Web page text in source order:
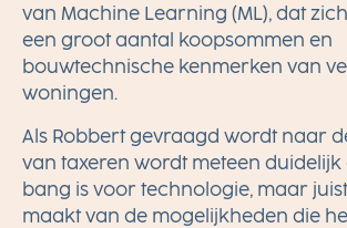
van Machine Learning (ML), dat
een groot aantal koopsommen en
bouwtechnische kenmerken van
woningen.
Als Robbert gevraagd wordt naar
van taxeren wordt meteen duidelijk
bang is voor technologie, maar
maakt van de mogelijkheden die